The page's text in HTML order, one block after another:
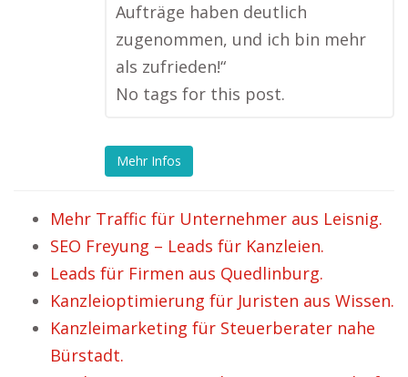
Aufträge haben deutlich
zugenommen, und ich bin mehr
als zufrieden!“
No tags for this post.
Mehr Infos
Mehr Traffic für Unternehmer aus Leisnig.
SEO Freyung – Leads für Kanzleien.
Leads für Firmen aus Quedlinburg.
Kanzleioptimierung für Juristen aus Wissen.
Kanzleimarketing für Steuerberater nahe
Bürstadt.